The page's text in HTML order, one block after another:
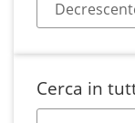
Cerca in